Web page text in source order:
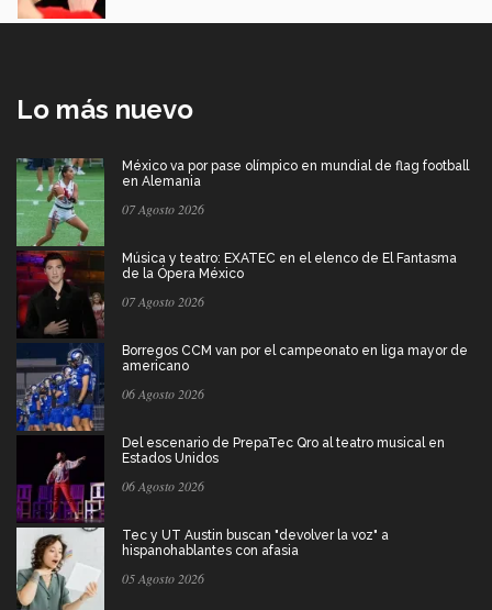
Lo más nuevo
México va por pase olímpico en mundial de flag football
en Alemania
07 Agosto 2026
Música y teatro: EXATEC en el elenco de El Fantasma
de la Ópera México
07 Agosto 2026
Borregos CCM van por el campeonato en liga mayor de
americano
06 Agosto 2026
Del escenario de PrepaTec Qro al teatro musical en
Estados Unidos
06 Agosto 2026
Tec y UT Austin buscan "devolver la voz" a
hispanohablantes con afasia
05 Agosto 2026